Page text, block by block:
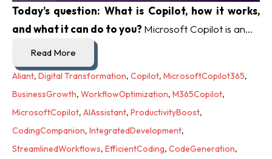
Today’s question: What is Copilot, how it works,
and what it can do to you? Microsoft Copilot is an...
Read More
Aliant, Digital Transformation, Copilot, MicrosoftCopilot365,
BusinessGrowth, WorkflowOptimization, M365Copilot,
MicrosoftCopilot, AIAssistant, ProductivityBoost,
CodingCompanion, IntegratedDevelopment,
StreamlinedWorkflows, EfficientCoding, CodeGeneration,